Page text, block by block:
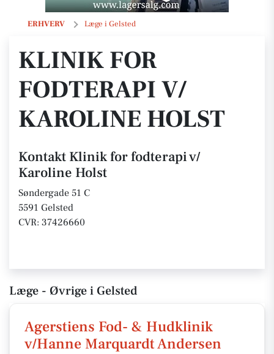
ERHVERV Læge i Gelsted
Klinik for fodterapi v/ Karoline Holst
KLINIK FOR
FODTERAPI V/
KAROLINE HOLST
Kontakt Klinik for fodterapi v/
Karoline Holst
Søndergade 51 C
5591 Gelsted
CVR: 37426660
Læge - Øvrige i Gelsted
Agerstiens Fod- & Hudklinik
v/Hanne Marquardt Andersen